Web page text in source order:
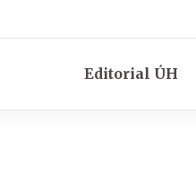
Editorial ÚH